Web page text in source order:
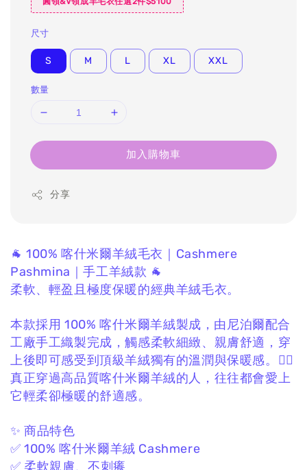
尺寸
S M L XL XXL
數量
加入購物車
分享
🐐 100% 喀什米爾羊絨毛衣｜Cashmere
Pashmina｜手工羊絨款 🐐
柔軟、輕盈且極度保暖的經典羊絨毛衣。
本款採用 100% 喀什米爾羊絨製成， 由尼泊爾配合
工廠手工織製完成，觸感柔軟細緻、親膚舒適， 穿
上後即可感受到頂級羊絨獨有的溫潤與保暖感。❤️‍🔥
真正穿過高品質喀什米爾羊絨的人， 往往都會愛上
它輕柔卻極暖的舒適感。
✨ 商品特色
✅ 100% 喀什米爾羊絨 Cashmere
✅ 柔軟親膚、不刺癢